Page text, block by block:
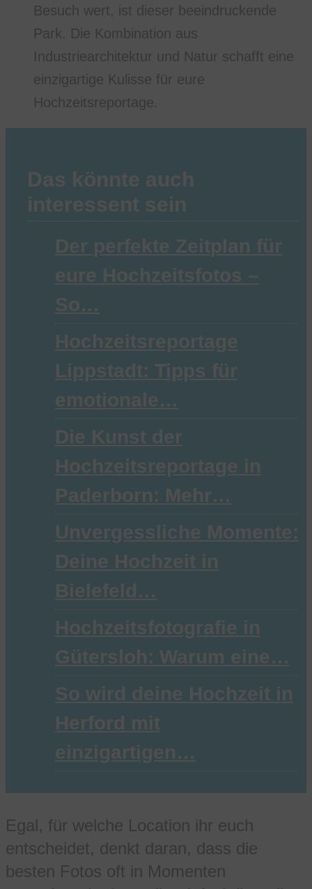
Besuch wert, ist dieser beeindruckende
Park. Die Kombination aus
Industriearchitektur und Natur schafft eine
einzigartige Kulisse für eure
Hochzeitsreportage.
Das könnte auch
interessent sein
Der perfekte Zeitplan für
eure Hochzeitsfotos –
So…
Hochzeitsreportage
Lippstadt: Tipps für
emotionale…
Die Kunst der
Hochzeitsreportage in
Paderborn: Mehr…
Unvergessliche Momente:
Deine Hochzeit in
Bielefeld…
Hochzeitsfotografie in
Gütersloh: Warum eine…
So wird deine Hochzeit in
Herford mit
einzigartigen…
Egal, für welche Location ihr euch
entscheidet, denkt daran, dass die
besten Fotos oft in Momenten